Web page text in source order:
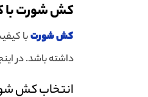
کش شورت با
کش شورتبا
داشته باشد. در
انتخاب کش